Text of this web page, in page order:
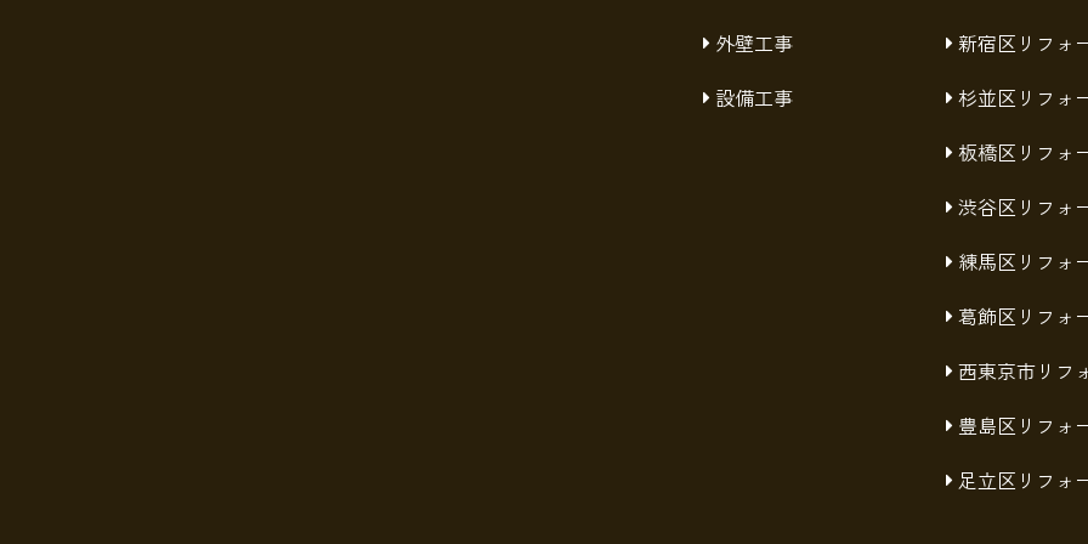
外壁工事
設備工事
新宿区リフォ
杉並区リフォ
板橋区リフォ
渋谷区リフォ
練馬区リフォ
葛飾区リフォ
西東京市リフ
豊島区リフォ
足立区リフォ